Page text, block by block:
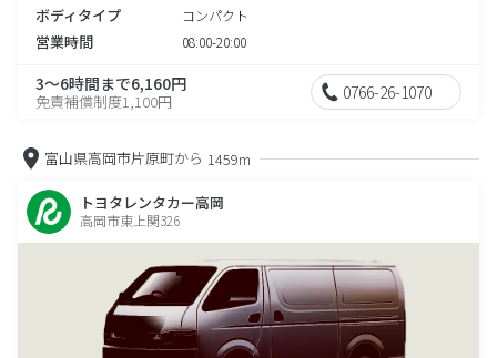
ボディタイプ コンパクト
営業時間 08:00-20:00
3～6時間まで6,160円
免責補償制度1,100円 0766-26-1070
富山県高岡市片原町から 1459m
トヨタレンタカー高岡
高岡市東上関326